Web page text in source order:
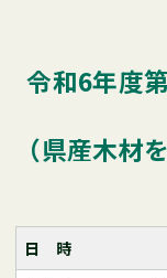
令和6年度
（県産木材
日 時